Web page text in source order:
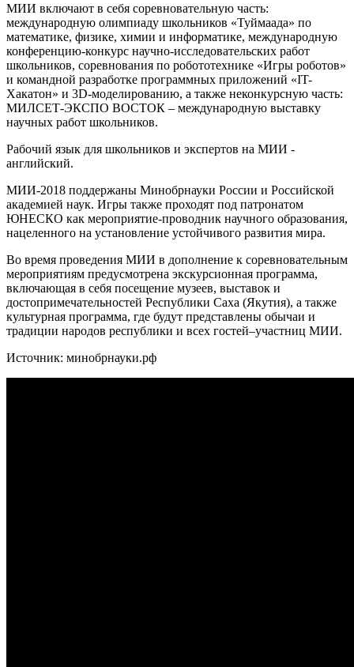
МИИ включают в себя соревновательную часть:
международную олимпиаду школьников «Туймаада» по
математике, физике, химии и информатике, международную
конференцию-конкурс научно-исследовательских работ
школьников, соревнования по робототехнике «Игры роботов»
и командной разработке программных приложений «IT-
Хакатон» и 3D-моделированию, а также неконкурсную часть:
МИЛСЕТ-ЭКСПО ВОСТОК – международную выставку
научных работ школьников.
Рабочий язык для школьников и экспертов на МИИ -
английский.
МИИ-2018 поддержаны Минобрнауки России и Российской
академией наук. Игры также проходят под патронатом
ЮНЕСКО как мероприятие-проводник научного образования,
нацеленного на установление устойчивого развития мира.
Во время проведения МИИ в дополнение к соревновательным
мероприятиям предусмотрена экскурсионная программа,
включающая в себя посещение музеев, выставок и
достопримечательностей Республики Саха (Якутия), а также
культурная программа, где будут представлены обычаи и
традиции народов республики и всех гостей–участниц МИИ.
Источник: минобрнауки.рф